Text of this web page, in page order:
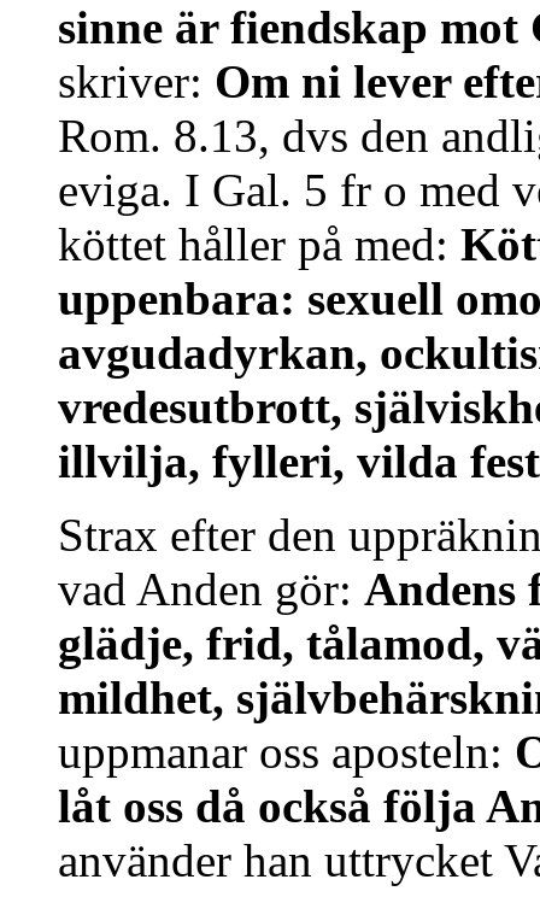
sinne är fiendskap mot
skriver: Om ni lever
Rom. 8.13, dvs den
eviga. I Gal. 5 fr o med
köttet håller på med:
uppenbara: sexuell
avgudadyrkan,
vredesutbrott,
illvilja, fylleri, vilda
Strax efter den
vad Anden gör: Andens
glädje, frid, tålamod,
mildhet,
uppmanar oss aposteln:
låt oss då också följa
använder han uttrycket